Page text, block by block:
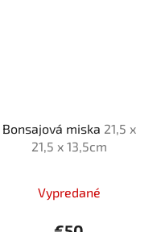
Bonsajová miska 21,5 x
21,5 x 13,5cm
Vypredané